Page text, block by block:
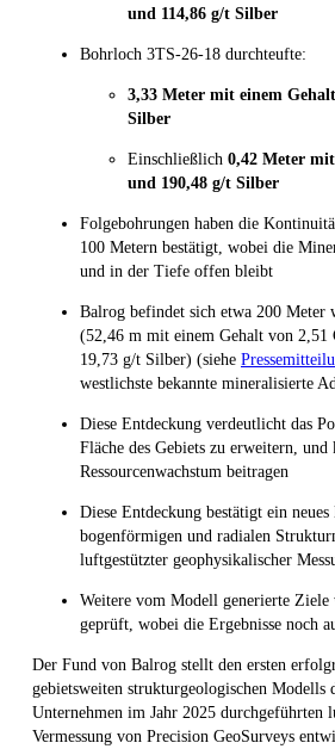
und 114,86 g/t Silber
Bohrloch 3TS-26-18 durchteufte:
3,33 Meter mit einem
Silber
Einschließlich 0,42 Meter
und 190,48 g/t Silber
Folgebohrungen haben die
100 Metern bestätigt, wobei die
und in der Tiefe offen bleibt
Balrog befindet sich etwa 200 Meter
(52,46 m mit einem Gehalt von
19,73 g/t Silber) (siehe
westlichste bekannte mineralisierte
Diese Entdeckung verdeutlicht das
Fläche des Gebiets zu erweitern,
Ressourcenwachstum beitragen
Diese Entdeckung bestätigt ein
bogenförmigen und radialen
luftgestützter geophysikalischer
Weitere vom Modell generierte Ziele
geprüft, wobei die Ergebnisse noch
Der Fund von Balrog stellt den ersten
gebietsweiten strukturgeologischen Modells
Unternehmen im Jahr 2025 durchgeführten
Vermessung von Precision GeoSurveys